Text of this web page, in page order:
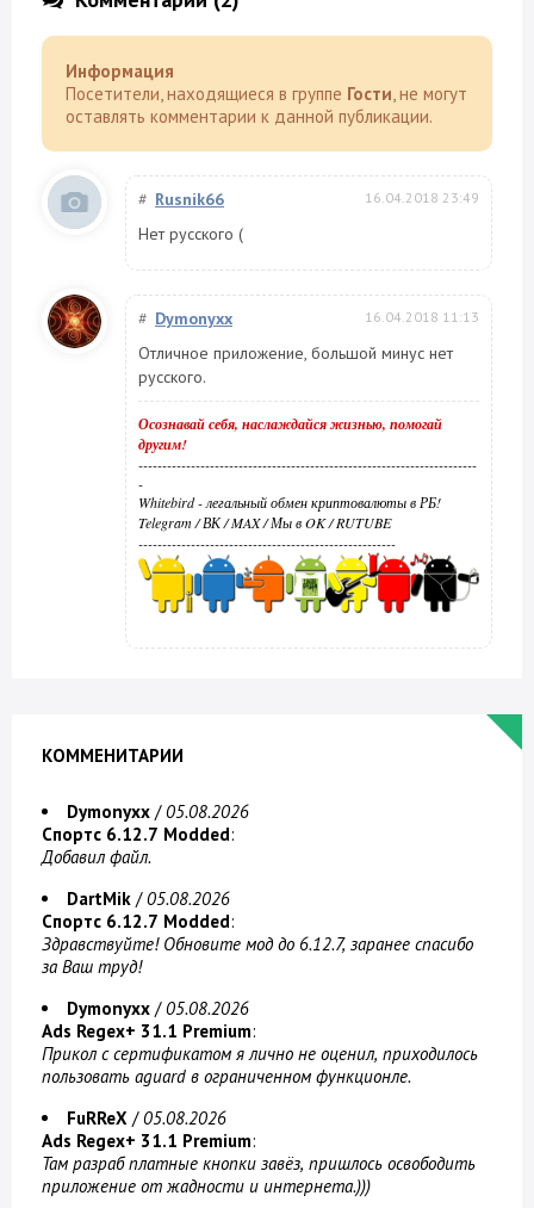
Информация
Посетители, находящиеся в группе Гости, не могут
оставлять комментарии к данной публикации.
# Rusnik66 16.04.2018 23:49
Нет русского (
# Dymonyxx 16.04.2018 11:13
Отличное приложение, большой минус нет
русского.
Осознавай себя, наслаждайся жизнью, помогай
другим!
-----------------------------------------------------------------------
-
Whitebird - легальный обмен криптовалюты в РБ!
Telegram/ВК/MAX/Мы в OK/RUTUBE
------------------------------------------------------
КОММЕНИТАРИИ
Dymonyxx /05.08.2026
Спортс 6.12.7 Modded:
Добавил файл.
DartMik /05.08.2026
Спортс 6.12.7 Modded:
Здравствуйте! Обновите мод до 6.12.7, заранее спасибо
за Ваш труд!
Dymonyxx /05.08.2026
Ads Regex+ 31.1 Premium:
Прикол с сертификатом я лично не оценил, приходилось
пользовать aguard в ограниченном функционле.
FuRReX /05.08.2026
Ads Regex+ 31.1 Premium:
Там разраб платные кнопки завёз, пришлось освободить
приложение от жадности и интернета.)))